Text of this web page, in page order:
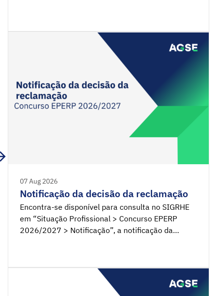
Economia, Gestão, Matemática. N.º de postos de
trabalho: 1Período de candidatura: 07 de agosto a
21 de agosto de 2026. Enquadramento A
Agência para a Gestão do Sistema Educativo, I. P.
07 Aug 2026
Notificação da decisão da reclamação
Encontra-se disponível para consulta no SIGRHE
em “Situação Profissional > Concurso EPERP
2026/2027 > Notificação”, a notificação da
EPERP 2026/2027.